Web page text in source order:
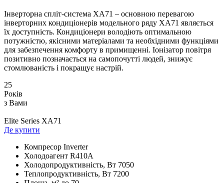
Інверторна спліт-система XA71 – основною перевагою
інверторних кондиціонерів модельного ряду XA71 являється
їх доступність. Кондиціонери володіють оптимальною
потужністю, якісними матеріалами та необхідними функціями
для забезпечення комфорту в примищенні. Іонізатор повітря
позитивно позначається на самопочутті людей, знижує
стомлюваність і покращує настрій.
25
Років
з Вами
Elite Series XA71
Де купити
Компресор Inverter
Холодоагент R410А
Холодопродуктивність, Bт 7050
Теплопродуктивність, Bт 7200